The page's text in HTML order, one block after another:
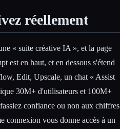
réellement
« suite créative IA », et la page
est en haut, et en dessous s'étend
Edit, Upscale, un chat « Assist
30M+ d'utilisateurs et 100M+
confiance ou non aux chiffres
connexion vous donne accès à un